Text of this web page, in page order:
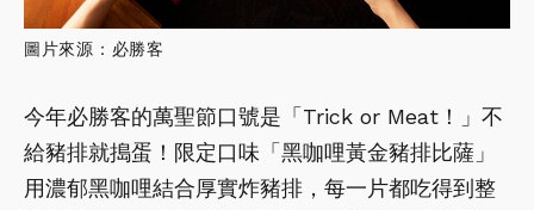
圖片來源：必勝客
今年必勝客的萬聖節口號是「Trick or Meat！」不
給豬排就搗蛋！限定口味「黑咖哩黃金豬排比薩」
用濃郁黑咖哩結合厚實炸豬排，每一片都吃得到整